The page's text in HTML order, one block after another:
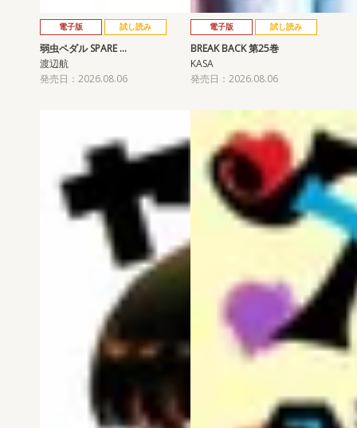
電子版 試し読み
弱虫ペダル SPARE …
渡辺航
発売日：2026.08.06
電子版 試し読み
BREAK BACK 第25巻
KASA
発売日：2026.08.06